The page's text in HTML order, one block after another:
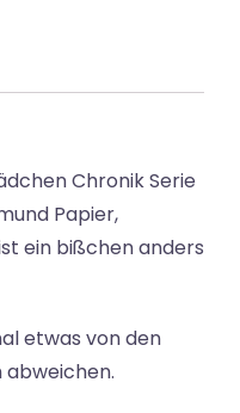
Chronik Serie
Papier,
ein bißchen anders
etwas von den